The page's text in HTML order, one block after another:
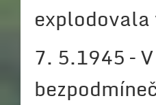
7. 5.1945 –